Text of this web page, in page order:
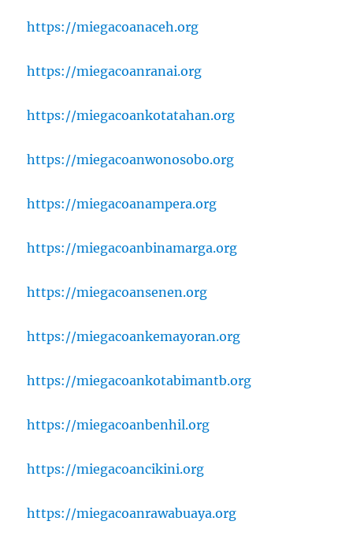
https://miegacoanaceh.org
https://miegacoanranai.org
https://miegacoankotatahan.org
https://miegacoanwonosobo.org
https://miegacoanampera.org
https://miegacoanbinamarga.org
https://miegacoansenen.org
https://miegacoankemayoran.org
https://miegacoankotabimantb.org
https://miegacoanbenhil.org
https://miegacoancikini.org
https://miegacoanrawabuaya.org